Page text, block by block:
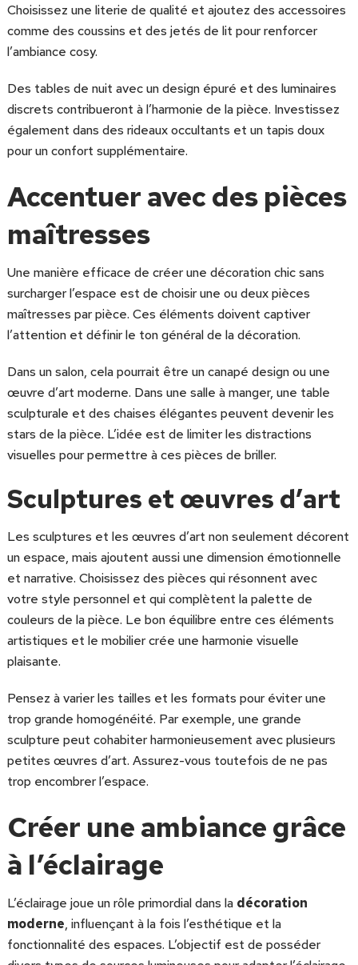
Choisissez une literie de qualité et ajoutez des accessoires
comme des coussins et des jetés de lit pour renforcer
l’ambiance cosy.
Des tables de nuit avec un design épuré et des luminaires
discrets contribueront à l’harmonie de la pièce. Investissez
également dans des rideaux occultants et un tapis doux
pour un confort supplémentaire.
Accentuer avec des pièces
maîtresses
Une manière efficace de créer une décoration chic sans
surcharger l’espace est de choisir une ou deux pièces
maîtresses par pièce. Ces éléments doivent captiver
l’attention et définir le ton général de la décoration.
Dans un salon, cela pourrait être un canapé design ou une
œuvre d’art moderne. Dans une salle à manger, une table
sculpturale et des chaises élégantes peuvent devenir les
stars de la pièce. L’idée est de limiter les distractions
visuelles pour permettre à ces pièces de briller.
Sculptures et œuvres d’art
Les sculptures et les œuvres d’art non seulement décorent
un espace, mais ajoutent aussi une dimension émotionnelle
et narrative. Choisissez des pièces qui résonnent avec
votre style personnel et qui complètent la palette de
couleurs de la pièce. Le bon équilibre entre ces éléments
artistiques et le mobilier crée une harmonie visuelle
plaisante.
Pensez à varier les tailles et les formats pour éviter une
trop grande homogénéité. Par exemple, une grande
sculpture peut cohabiter harmonieusement avec plusieurs
petites œuvres d’art. Assurez-vous toutefois de ne pas
trop encombrer l’espace.
Créer une ambiance grâce
à l’éclairage
L’éclairage joue un rôle primordial dans la décoration
moderne, influençant à la fois l’esthétique et la
fonctionnalité des espaces. L’objectif est de posséder